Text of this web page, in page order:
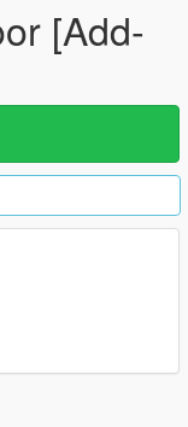
[Add-